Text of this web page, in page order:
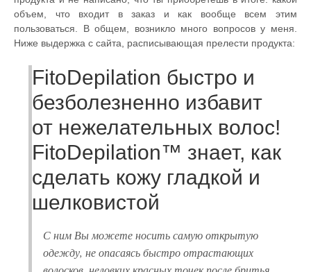
объем, что входит в заказ и как вообще всем этим
пользоваться. В общем, возникло много вопросов у меня.
Ниже выдержка с сайта, расписывающая прелести продукта:
FitoDepilation быстро и
безболезненно избавит
от нежелательных волос!
FitoDepilation™ знает, как
сделать кожу гладкой и
шелковистой
С ним Вы можете носить самую открытую
одежду, не опасаясь быстро отрастающих